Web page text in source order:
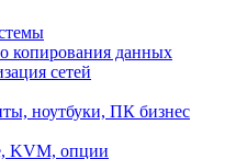
копирования данных
сетей
ноутбуки, ПК бизнес
KVM, опции